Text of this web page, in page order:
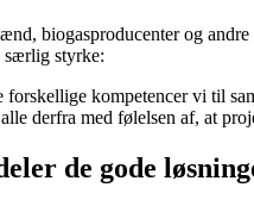
biogasproducenter og
særlig styrke:
kompetencer vi til
derfra med følelsen af, at
de gode